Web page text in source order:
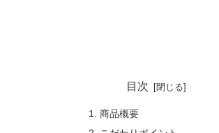
目次
商品概要